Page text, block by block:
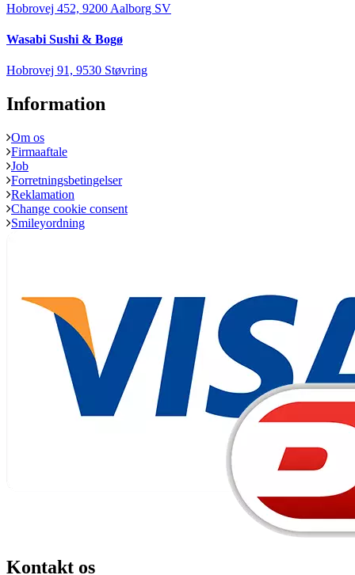
Hobrovej 452, 9200 Aalborg SV
Wasabi Sushi & Bogø
Hobrovej 91, 9530 Støvring
Information
Om os
Firmaaftale
Job
Forretningsbetingelser
Reklamation
Change cookie consent
Smileyordning
Kontakt os